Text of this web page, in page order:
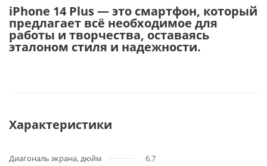
iPhone 14 Plus — это смартфон, который
предлагает всё необходимое для
работы и творчества, оставаясь
эталоном стиля и надежности.
Характеристики
Диагональ экрана, дюйм
6.7